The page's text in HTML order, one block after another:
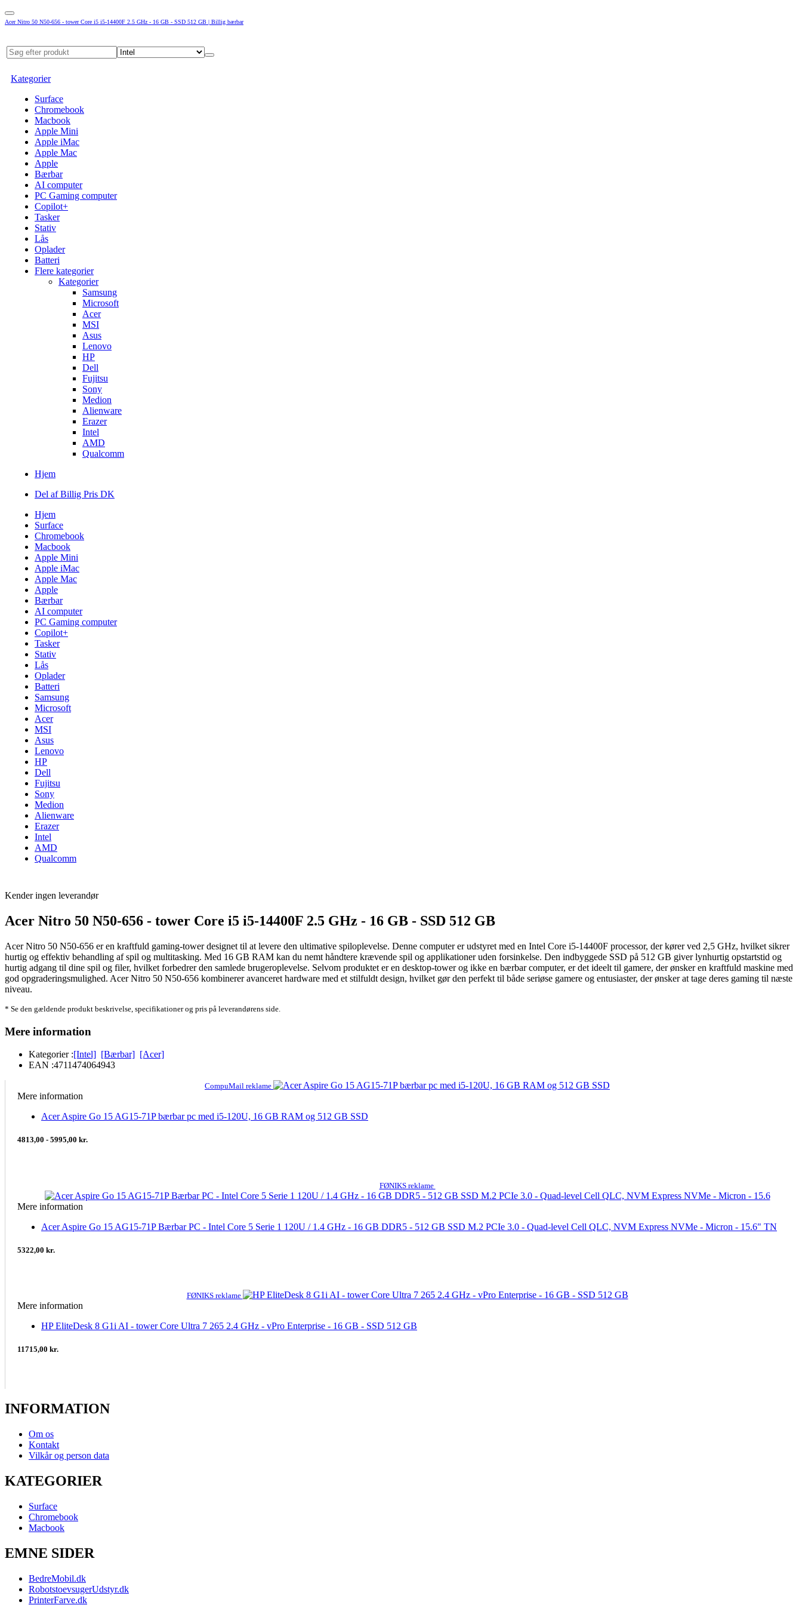
Acer Nitro 50 N50-656 - tower Core i5 i5-14400F 2.5 GHz - 16 GB - SSD 512 GB | Billig bærbar
Kategorier
Surface
Chromebook
Macbook
Apple Mini
Apple iMac
Apple Mac
Apple
Bærbar
AI computer
PC Gaming computer
Copilot+
Tasker
Stativ
Lås
Oplader
Batteri
Flere kategorier
Kategorier
Samsung
Microsoft
Acer
MSI
Asus
Lenovo
HP
Dell
Fujitsu
Sony
Medion
Alienware
Erazer
Intel
AMD
Qualcomm
Hjem
Del af Billig Pris DK
Hjem
Surface
Chromebook
Macbook
Apple Mini
Apple iMac
Apple Mac
Apple
Bærbar
AI computer
PC Gaming computer
Copilot+
Tasker
Stativ
Lås
Oplader
Batteri
Samsung
Microsoft
Acer
MSI
Asus
Lenovo
HP
Dell
Fujitsu
Sony
Medion
Alienware
Erazer
Intel
AMD
Qualcomm
Kender ingen leverandør
Acer Nitro 50 N50-656 - tower Core i5 i5-14400F 2.5 GHz - 16 GB - SSD 512 GB
Acer Nitro 50 N50-656 er en kraftfuld gaming-tower designet til at levere den ultimative spiloplevelse. Denne computer er udstyret med en Intel Core i5-14400F processor, der kører ved 2,5 GHz, hvilket sikrer
hurtig og effektiv behandling af spil og multitasking. Med 16 GB RAM kan du nemt håndtere krævende spil og applikationer uden forsinkelse. Den indbyggede SSD på 512 GB giver lynhurtig opstartstid og
hurtig adgang til dine spil og filer, hvilket forbedrer den samlede brugeroplevelse. Selvom produktet er en desktop-tower og ikke en bærbar computer, er det ideelt til gamere, der ønsker en kraftfuld maskine med
god opgraderingsmulighed. Acer Nitro 50 N50-656 kombinerer avanceret hardware med et stilfuldt design, hvilket gør den perfekt til både seriøse gamere og entusiaster, der ønsker at tage deres gaming til næste
niveau.
* Se den gældende produkt beskrivelse, specifikationer og pris på leverandørens side.
Mere information
Kategorier :[Intel] [Bærbar] [Acer]
EAN :4711474064943
CompuMail reklame
Mere information
Acer Aspire Go 15 AG15-71P bærbar pc med i5-120U, 16 GB RAM og 512 GB SSD
4813,00 - 5995,00 kr.
FØNIKS reklame
Mere information
Acer Aspire Go 15 AG15-71P Bærbar PC - Intel Core 5 Serie 1 120U / 1.4 GHz - 16 GB DDR5 - 512 GB SSD M.2 PCIe 3.0 - Quad-level Cell QLC, NVM Express NVMe - Micron - 15.6" TN
5322,00 kr.
FØNIKS reklame
Mere information
HP EliteDesk 8 G1i AI - tower Core Ultra 7 265 2.4 GHz - vPro Enterprise - 16 GB - SSD 512 GB
11715,00 kr.
INFORMATION
Om os
Kontakt
Vilkår og person data
KATEGORIER
Surface
Chromebook
Macbook
EMNE SIDER
BedreMobil.dk
RobotstoevsugerUdstyr.dk
PrinterFarve.dk